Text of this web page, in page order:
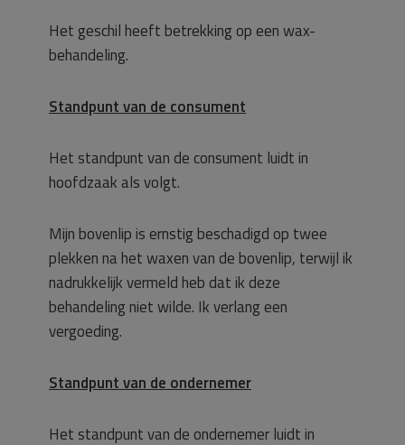
Het geschil heeft betrekking op een wax-
behandeling.
Standpunt van de consument
Het standpunt van de consument luidt in
hoofdzaak als volgt.
Mijn bovenlip is ernstig beschadigd op twee
plekken na het waxen van de bovenlip, terwijl ik
nadrukkelijk vermeld heb dat ik deze
behandeling niet wilde. Ik verlang een
vergoeding.
Standpunt van de ondernemer
Het standpunt van de ondernemer luidt in